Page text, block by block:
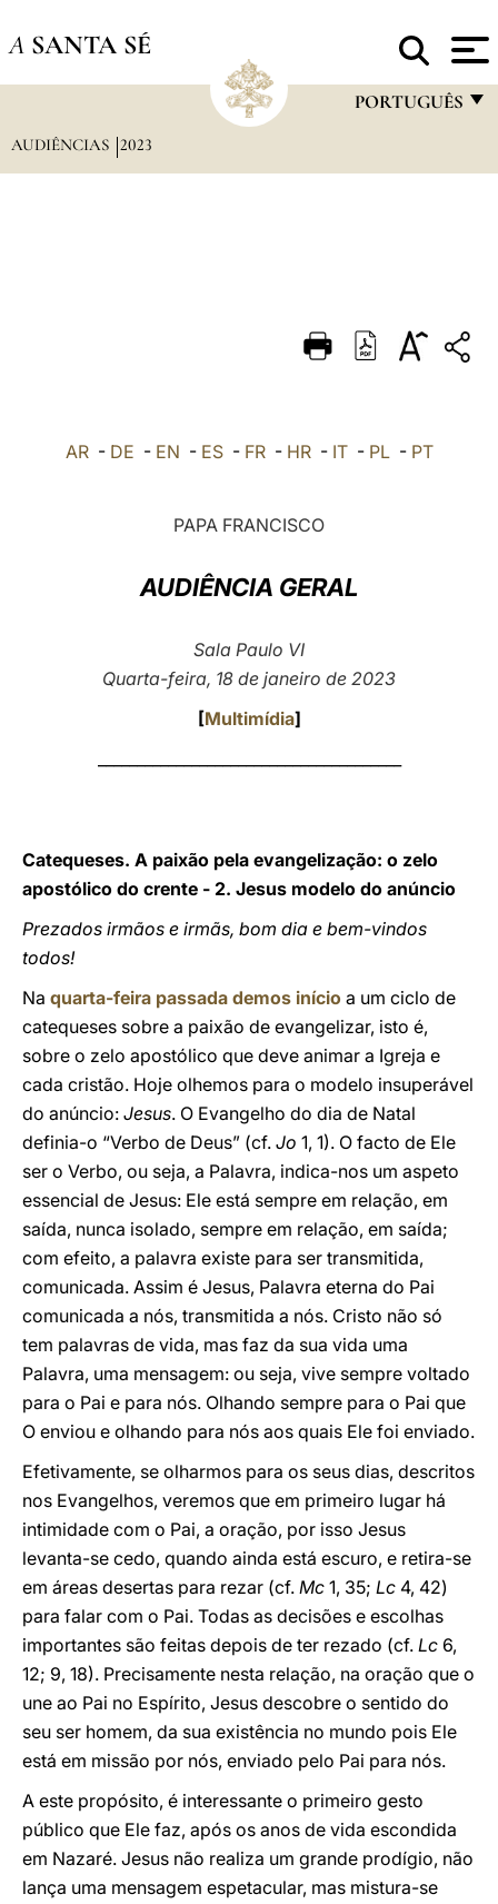
A SANTA SÉ
PORTUGUÊS
DEUTSCH
العربيّة
AUDIÊNCIAS 2023
AR- DE - EN - ES- FR- HR- IT- PL- PT
PAPA FRANCISCO
AUDIÊNCIA GERAL
Sala Paulo VI
Quarta-feira, 18 de janeiro de 2023
[Multimídia]
Catequeses. A paixão pela evangelização: o zelo
apostólico do crente - 2. Jesus modelo do anúncio
Prezados irmãos e irmãs, bom dia e bem-vindos
todos!
Na quarta-feira passada demos início a um ciclo de
catequeses sobre a paixão de evangelizar, isto é,
sobre o zelo apostólico que deve animar a Igreja e
cada cristão. Hoje olhemos para o modelo insuperável
do anúncio: Jesus. O Evangelho do dia de Natal
definia-o “Verbo de Deus” (cf. Jo 1, 1). O facto de Ele
ser o Verbo, ou seja, a Palavra, indica-nos um aspeto
essencial de Jesus: Ele está sempre em relação, em
saída, nunca isolado, sempre em relação, em saída;
com efeito, a palavra existe para ser transmitida,
comunicada. Assim é Jesus, Palavra eterna do Pai
comunicada a nós, transmitida a nós. Cristo não só
tem palavras de vida, mas faz da sua vida uma
Palavra, uma mensagem: ou seja, vive sempre voltado
para o Pai e para nós. Olhando sempre para o Pai que
O enviou e olhando para nós aos quais Ele foi enviado.
Efetivamente, se olharmos para os seus dias, descritos
nos Evangelhos, veremos que em primeiro lugar há
intimidade com o Pai, a oração, por isso Jesus
levanta-se cedo, quando ainda está escuro, e retira-se
em áreas desertas para rezar (cf. Mc 1, 35; Lc 4, 42)
para falar com o Pai. Todas as decisões e escolhas
importantes são feitas depois de ter rezado (cf. Lc 6,
12; 9, 18). Precisamente nesta relação, na oração que o
une ao Pai no Espírito, Jesus descobre o sentido do
seu ser homem, da sua existência no mundo pois Ele
está em missão por nós, enviado pelo Pai para nós.
A este propósito, é interessante o primeiro gesto
público que Ele faz, após os anos de vida escondida
em Nazaré. Jesus não realiza um grande prodígio, não
lança uma mensagem espetacular, mas mistura-se